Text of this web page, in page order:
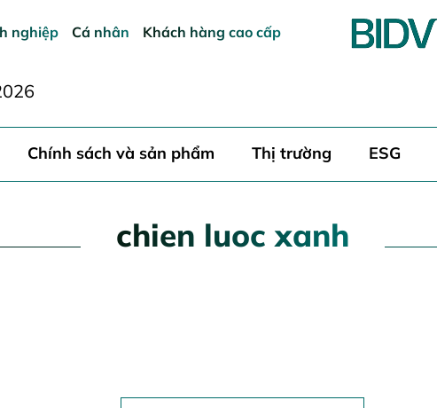
nghiệp Cá nhân Khách hàng cao cấp
Chính sách và sản phẩm Thị trường ESG
chien luoc xanh